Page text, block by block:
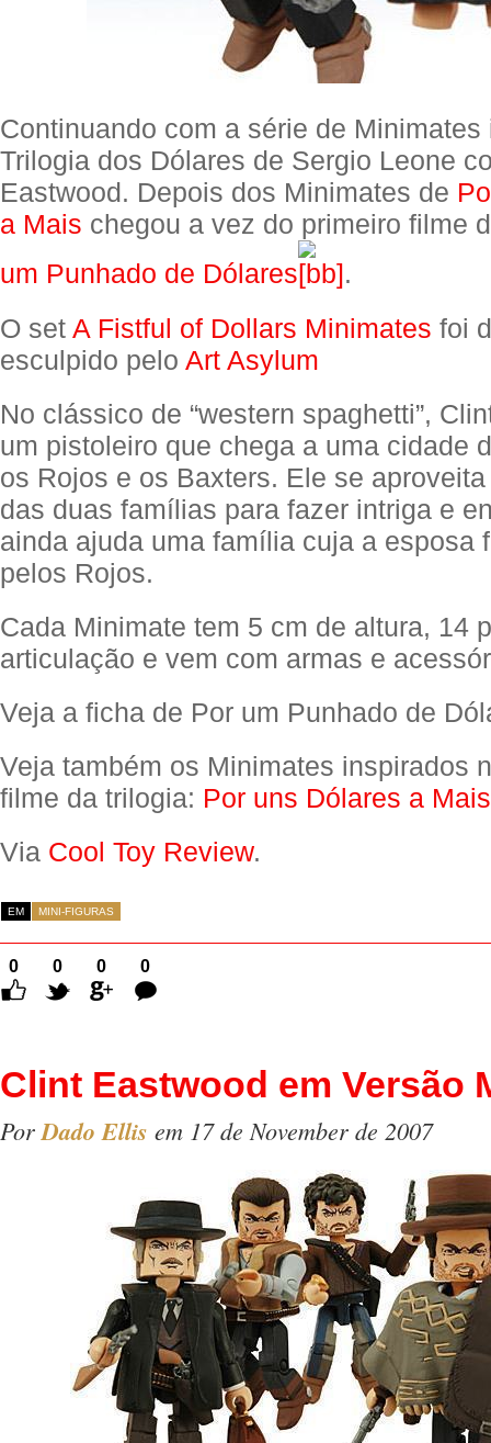
Continuando com a série de
Trilogia dos Dólares de Sergio Leone
Eastwood. Depois dos Minimates de
a Mais chegou a vez do primeiro filme
um Punhado de Dólares
.
O set A Fistful of Dollars Minimates foi
esculpido pelo Art Asylum
No clássico de “western spaghetti”,
um pistoleiro que chega a uma cidade
os Rojos e os Baxters. Ele se
das duas famílias para fazer intriga e
ainda ajuda uma família cuja a esposa
pelos Rojos.
Cada Minimate tem 5 cm de altura, 14
articulação e vem com armas e
Veja a ficha de Por um Punhado de
Veja também os Minimates inspirados
filme da trilogia: Por uns Dólares a
Via Cool Toy Review.
EM MINI-FIGURAS
0 0 0
0
Comentários
Clint Eastwood em Versão
Por Dado Ellis em 17 de November de 2007